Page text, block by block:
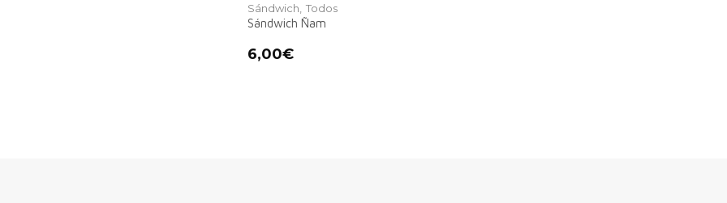
Sándwich, Todos
Sándwich Ñam
6,00€